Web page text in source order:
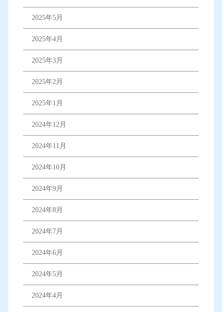
2025年5月
2025年4月
2025年3月
2025年2月
2025年1月
2024年12月
2024年11月
2024年10月
2024年9月
2024年8月
2024年7月
2024年6月
2024年5月
2024年4月